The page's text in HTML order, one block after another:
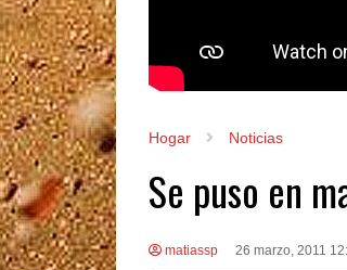
Hogar Noticias
Se puso en
matiassp 26 marzo, 2011